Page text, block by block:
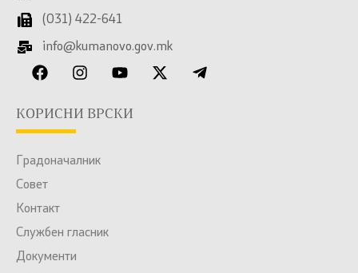
(031) 422-641
info@kumanovo.gov.mk
КОРИСНИ ВРСКИ
Градоначалник
Совет
Контакт
Службен гласник
Документи